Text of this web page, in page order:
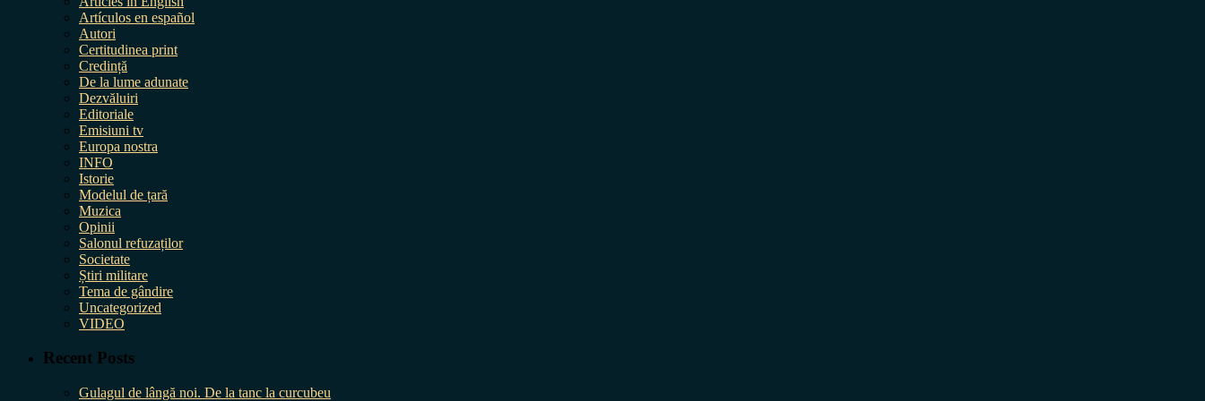
Artículos en español
Autori
Certitudinea print
Credință
De la lume adunate
Dezvăluiri
Editoriale
Emisiuni tv
Europa nostra
INFO
Istorie
Modelul de țară
Muzica
Opinii
Salonul refuzaților
Societate
Știri militare
Tema de gândire
Uncategorized
VIDEO
Recent Posts
Gulagul de lângă noi. De la tanc la curcubeu